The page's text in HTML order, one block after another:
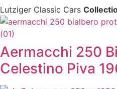
Lutziger Classic Cars
Aermacchi 250
Celestino Piva